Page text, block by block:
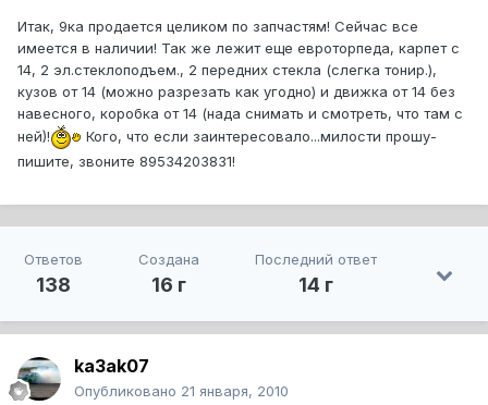
Итак, 9ка продается целиком по запчастям! Сейчас все
имеется в наличии! Так же лежит еще евроторпеда, карпет с
14, 2 эл.стеклоподъем., 2 передних стекла (слегка тонир.),
кузов от 14 (можно разрезать как угодно) и движка от 14 без
навесного, коробка от 14 (нада снимать и смотреть, что там с
ней)!
Кого, что если заинтересовало...милости прошу-
пишите, звоните 89534203831!
Ответов
138
Создана
16 г
Последний ответ
14 г
ka3ak07
Опубликовано 21 января, 2010